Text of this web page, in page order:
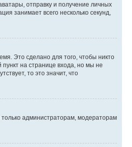
отправку и получение личных
занимает всего несколько секунд,
Это сделано для того, чтобы никто
на странице входа, но мы не
то это значит, что
администраторам, модераторам